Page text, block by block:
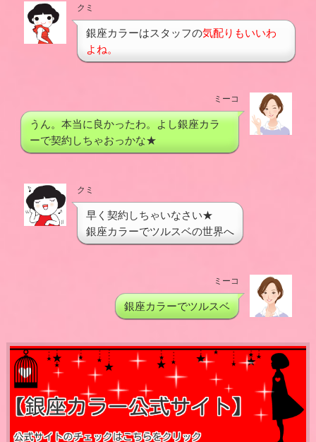
クミ
銀座カラーはスタッフの気配りもいいわ
よね。
ミーコ
うん。本当に良かったわ。よし銀座カラ
ーで契約しちゃおっかな★
クミ
早く契約しちゃいなさい★
銀座カラーでツルスベの世界へ
ミーコ
銀座カラーでツルスベ